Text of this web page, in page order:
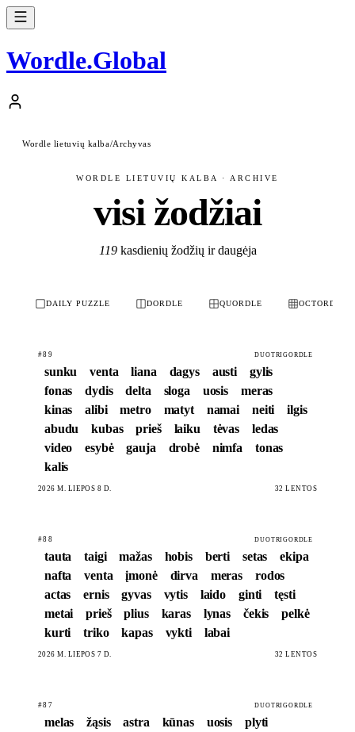
Wordle.Global
Wordle lietuvių kalba/Archyvas
WORDLE LIETUVIŲ KALBA · ARCHIVE
visi žodžiai
119kasdienių žodžių ir daugėja
DAILY PUZZLE DORDLE QUORDLE OCTORDLE
#89 DUOTRIGORDLE
sunku venta liana dagys austi
gylis
fonas
dydis delta sloga uosis
meras
kinas
alibi metro matyt namai neiti
ilgis
abudu
kubas prieš laiku tėvas
ledas
video
esybė gauja drobė nimfa
tonas
kalis
2026 M. LIEPOS 8 D. 32 LENTOS
#88 DUOTRIGORDLE
tauta taigi mažas hobis berti setas
ekipa
nafta
venta įmonė dirva meras
rodos
actas
ernis gyvas vytis laido ginti
tęsti
metai
prieš plius karas lynas čekis
pelkė
kurti
triko kapas vykti labai
2026 M. LIEPOS 7 D. 32 LENTOS
#87 DUOTRIGORDLE
melas žąsis astra kūnas uosis
plyti